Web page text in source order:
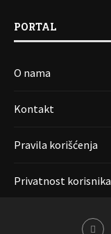
PORTAL
O nama
Kontakt
Pravila korišćenja
Privatnost korisnika